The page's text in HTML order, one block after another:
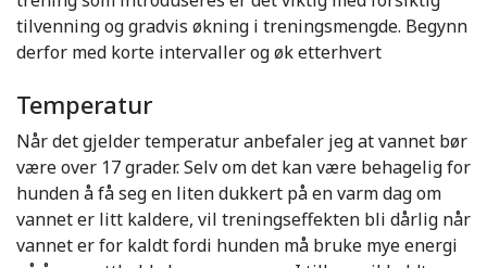
tilvenning og gradvis økning i treningsmengde. Begynn
derfor med korte intervaller og øk etterhvert
Temperatur
Når det gjelder temperatur anbefaler jeg at vannet bør
være over 17 grader. Selv om det kan være behagelig for
hunden å få seg en liten dukkert på en varm dag om
vannet er litt kaldere, vil treningseffekten bli dårlig når
vannet er for kaldt fordi hunden må bruke mye energi